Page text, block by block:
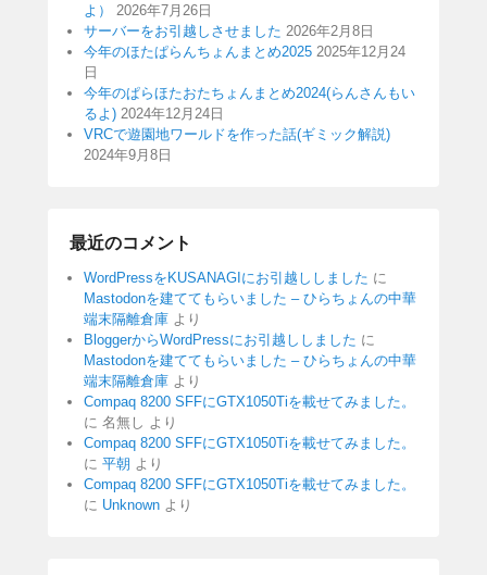
よ）
2026年7月26日
サーバーをお引越しさせました 2026年2月8日
今年のほたぱらんちょんまとめ2025 2025年12月24
日
今年のぱらほたおたちょんまとめ2024(らんさんもい
るよ) 2024年12月24日
VRCで遊園地ワールドを作った話(ギミック解説)
2024年9月8日
最近のコメント
WordPressをKUSANAGIにお引越ししました に
Mastodonを建ててもらいました – ひらちょんの中華
端末隔離倉庫 より
BloggerからWordPressにお引越ししました に
Mastodonを建ててもらいました – ひらちょんの中華
端末隔離倉庫 より
Compaq 8200 SFFにGTX1050Tiを載せてみました。
に 名無し より
Compaq 8200 SFFにGTX1050Tiを載せてみました。
に 平朝 より
Compaq 8200 SFFにGTX1050Tiを載せてみました。
に Unknown より